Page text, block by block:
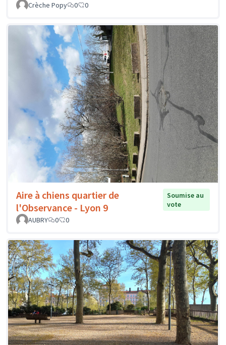
Crèche Popy
0 0
Aire à chiens quartier de
l'Observance - Lyon 9
Soumise au
vote
AUBRY
0 0